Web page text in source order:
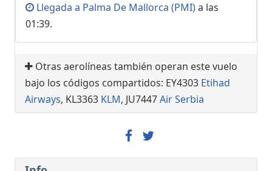
Llegada a Palma De Mallorca (PMI)a las
01:39.
Otras aerolíneas también operan este vuelo
bajo los códigos compartidos: EY4303 Etihad
Airways, KL3363 KLM, JU7447Air Serbia